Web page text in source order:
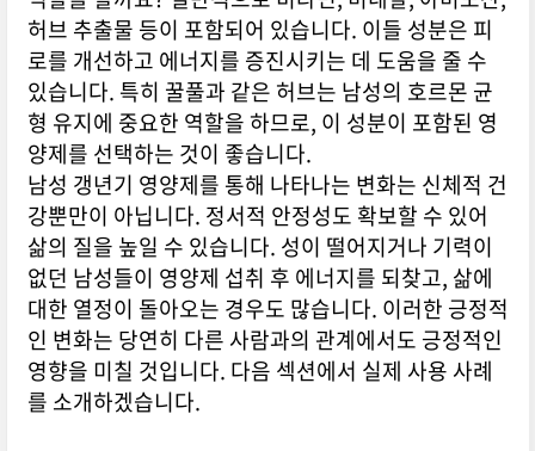
허브 추출물 등이 포함되어 있습니다. 이들 성분은 피
로를 개선하고 에너지를 증진시키는 데 도움을 줄 수
있습니다. 특히 꿀풀과 같은 허브는 남성의 호르몬 균
형 유지에 중요한 역할을 하므로, 이 성분이 포함된 영
양제를 선택하는 것이 좋습니다.
남성 갱년기 영양제를 통해 나타나는 변화는 신체적 건
강뿐만이 아닙니다. 정서적 안정성도 확보할 수 있어
삶의 질을 높일 수 있습니다. 성이 떨어지거나 기력이
없던 남성들이 영양제 섭취 후 에너지를 되찾고, 삶에
대한 열정이 돌아오는 경우도 많습니다. 이러한 긍정적
인 변화는 당연히 다른 사람과의 관계에서도 긍정적인
영향을 미칠 것입니다. 다음 섹션에서 실제 사용 사례
를 소개하겠습니다.